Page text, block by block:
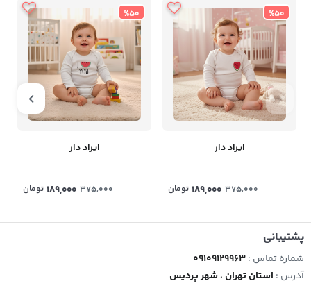
%50
ایراد دار
375,000
189,000 تومان
%50
ایراد دار
375,000
189,000 تومان
پشتیبانی
شماره تماس :09109129963
آدرس : استان تهران ، شهر پردیس